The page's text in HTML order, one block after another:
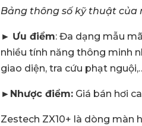
Bảng thông số kỹ thuật của
► Ưu điểm: Đa dạng mẫu
nhiều tính năng thông minh
giao diện, tra cứu phạt
► Nhược điểm: Giá bán hơi
Zestech ZX10+ là dòng màn